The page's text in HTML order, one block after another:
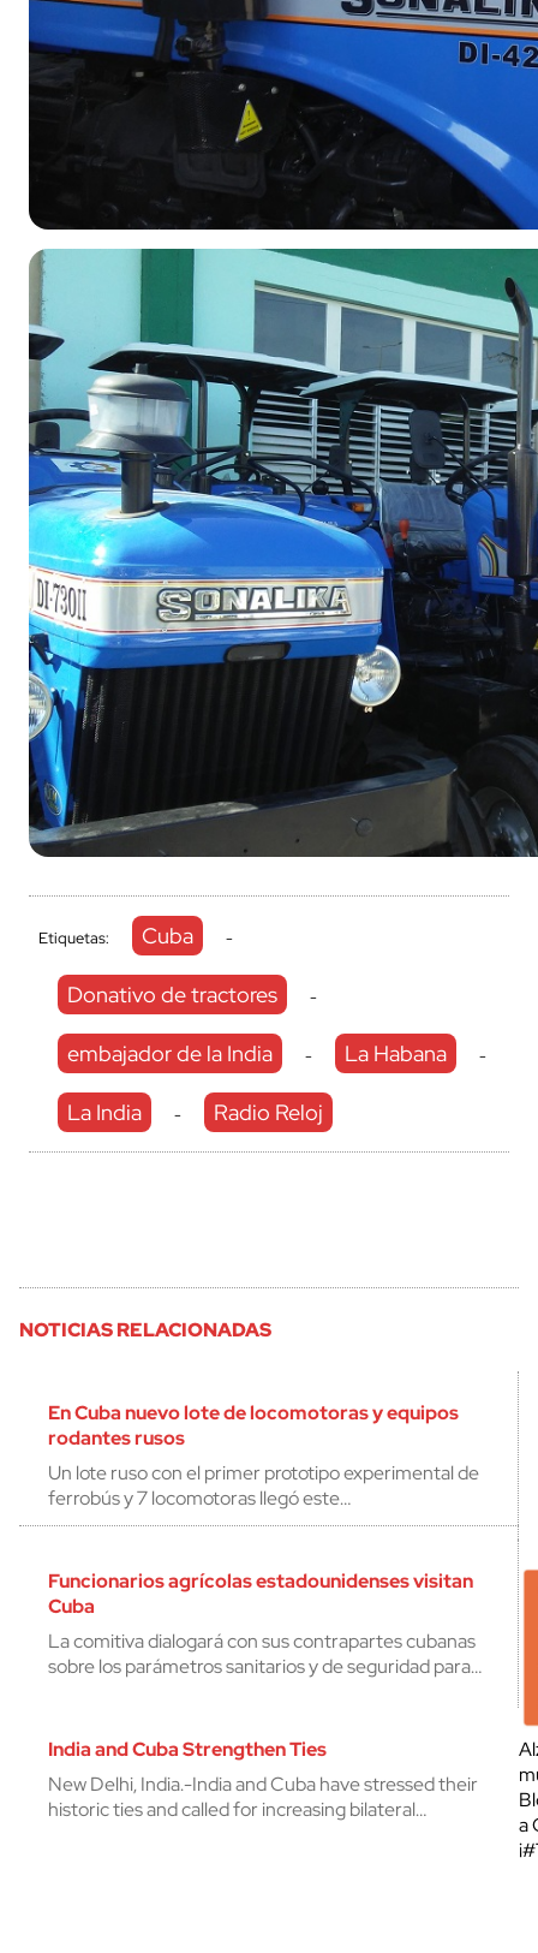
Etiquetas: Cuba -
Donativo de tractores -
embajador de la India - La Habana -
La India - Radio Reloj
NOTICIAS RELACIONADAS
En Cuba nuevo lote de locomotoras y equipos
rodantes rusos
Un lote ruso con el primer prototipo experimental de
ferrobús y 7 locomotoras llegó este…
Funcionarios agrícolas estadounidenses visitan
Cuba
La comitiva dialogará con sus contrapartes cubanas
sobre los parámetros sanitarios y de seguridad para…
India and Cuba Strengthen Ties
New Delhi, India.-India and Cuba have stressed their
historic ties and called for increasing bilateral…
a